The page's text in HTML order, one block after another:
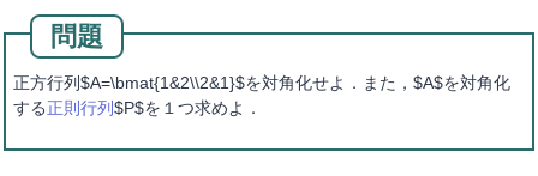
正方行列$A=\bmat{1&2\\2&1}$を対角化せよ．また，$A$を対角化
する正則行列$P$を１つ求めよ．